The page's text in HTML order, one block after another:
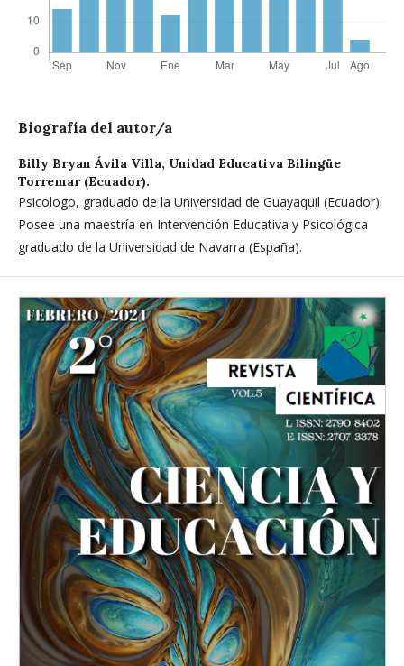
Biografía del autor/a
Billy Bryan Ávila Villa, Unidad Educativa Bilingüe
Torremar (Ecuador).
Psicologo, graduado de la Universidad de Guayaquil (Ecuador).
Posee una maestría en Intervención Educativa y Psicológica
graduado de la Universidad de Navarra (España).